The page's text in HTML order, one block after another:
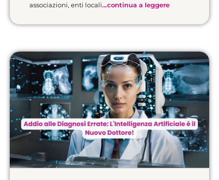
associazioni, enti locali…continua a leggere